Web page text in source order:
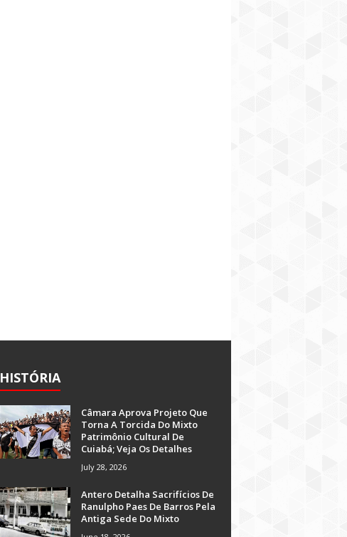
HISTÓRIA
Câmara Aprova Projeto Que
Torna A Torcida Do Mixto
Patrimônio Cultural De
Cuiabá; Veja Os Detalhes
July 28, 2026
Antero Detalha Sacrifícios De
Ranulpho Paes De Barros Pela
Antiga Sede Do Mixto